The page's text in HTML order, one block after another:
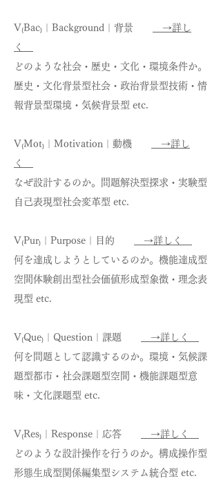
V₍Bac₎｜Background｜背景
→詳し
く
どのような社会・歴史・文化・環境条件か。
歴史・文化背景型社会・政治背景型技術・情
報背景型環境・気候背景型 etc.
V₍Mot₎｜Motivation｜動機
→詳し
く
なぜ設計するのか。問題解決型探求・実験型
自己表現型社会変革型 etc.
V₍Pur₎｜Purpose｜目的
→詳しく
何を達成しようとしているのか。機能達成型
空間体験創出型社会価値形成型象徴・理念表
現型 etc.
V₍Que₎｜Question｜課題
→詳しく
何を問題として認識するのか。環境・気候課
題型都市・社会課題型空間・機能課題型意
味・文化課題型 etc.
V₍Res₎｜Response｜応答
→詳しく
どのような設計操作を行うのか。構成操作型
形態生成型関係編集型システム統合型 etc.